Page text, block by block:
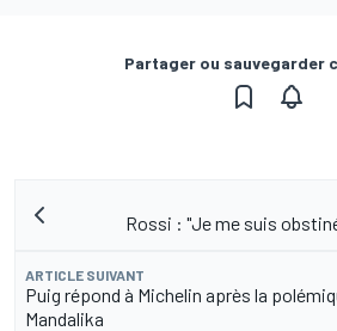
Partager ou sauvegarder
Rossi : "Je me suis
ARTICLE SUIVANT
Puig répond à Michelin après la
Mandalika